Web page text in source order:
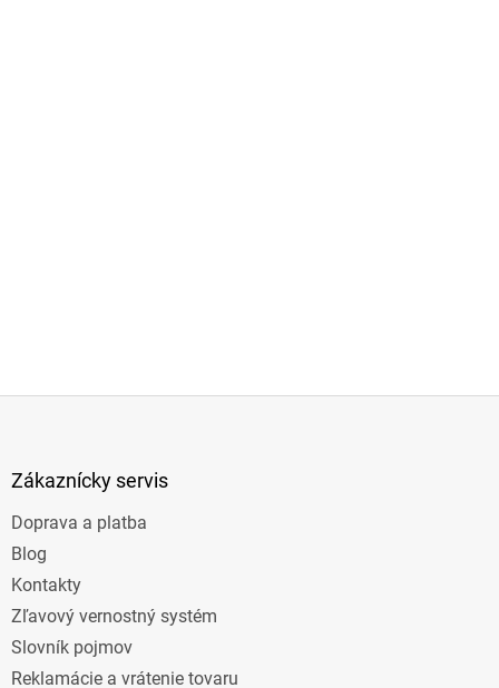
Zákaznícky servis
Doprava a platba
Blog
Kontakty
Zľavový vernostný systém
Slovník pojmov
Reklamácie a vrátenie tovaru